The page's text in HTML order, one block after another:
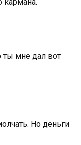
ты мне дал вот
Но деньги